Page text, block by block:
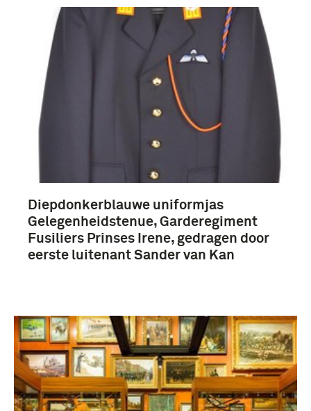
Vredesmissie Voormalig Joegoslavië (1995-....)
(10)
Kan, A.A. van (Sander) (150)
Koninklijke Militaire Academie (67)
Stabilisation force (40)
Meer
Bosnië-Hercegovina (11)
Diepdonkerblauwe uniformjas
Gelegenheidstenue, Garderegiment
Fusiliers Prinses Irene, gedragen door
eerste luitenant Sander van Kan